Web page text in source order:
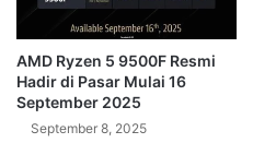
AMD Ryzen 5 9500F Resmi
Hadir di Pasar Mulai 16
September 2025
September 8, 2025